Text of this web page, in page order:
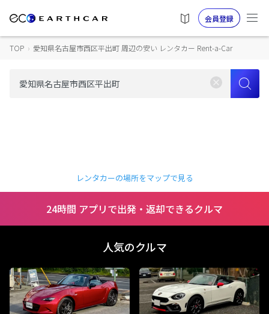
会員登録
TOP › 愛知県名古屋市西区平出町 周辺の安い レンタカー Rent-a-Car
レンタカーの場所をマップで見る
24時間 アプリで出発・返却できるクルマ
人気のクルマ